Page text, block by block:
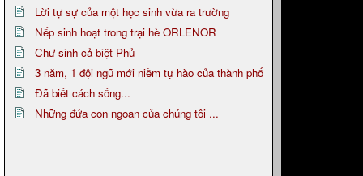
Lời tự sự của một học sinh vừa ra trường
Nếp sinh hoạt trong trại hè ORLENOR
Chư sinh cả biệt Phủ
3 năm, 1 đội ngũ mới niềm tự hào của thành phố
Đã biết cách sống...
Những đứa con ngoan của chúng tôi ...